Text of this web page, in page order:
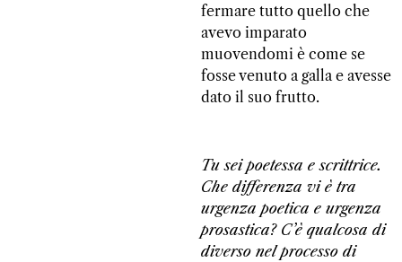
fermare tutto quello che
avevo imparato
muovendomi è come se
fosse venuto a galla e avesse
dato il suo frutto.
Tu sei poetessa e scrittrice.
Che differenza vi è tra
urgenza poetica e urgenza
prosastica? C’è qualcosa di
diverso nel processo di